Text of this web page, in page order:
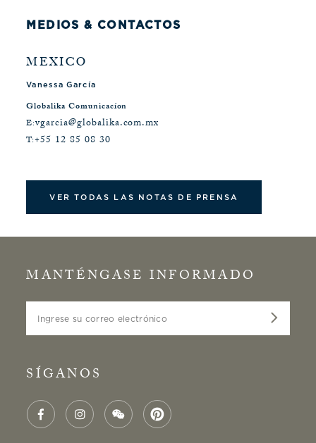
MEDIOS & CONTACTOS
MEXICO
Vanessa García
Globalika Comunicacíon
E:vgarcia@globalika.com.mx
T:+55 12 85 08 30
VER TODAS LAS NOTAS DE PRENSA
MANTÉNGASE INFORMADO
SÍGANOS